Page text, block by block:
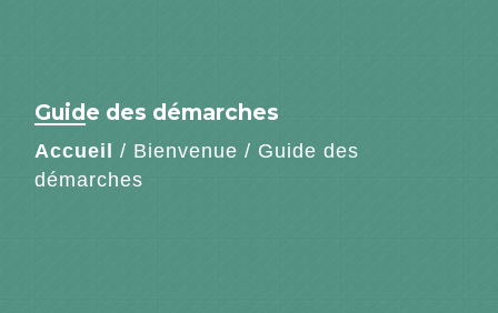
Guide des démarches
Accueil / Bienvenue / Guide des
démarches